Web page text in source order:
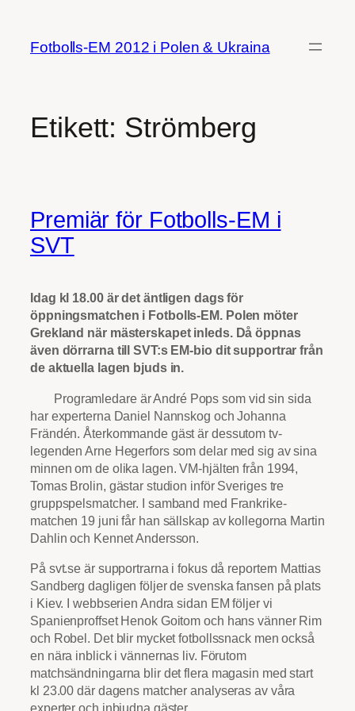
innehåll
Fotbolls-EM 2012 i Polen & Ukraina
Etikett: Strömberg
Premiär för Fotbolls-EM i
SVT
Idag kl 18.00 är det äntligen dags för
öppningsmatchen i Fotbolls-EM. Polen möter
Grekland när mästerskapet inleds. Då öppnas
även dörrarna till SVT:s EM-bio dit supportrar från
de aktuella lagen bjuds in.
Programledare är André Pops som vid sin sida
har experterna Daniel Nannskog och Johanna
Frändén. Återkommande gäst är dessutom tv-
legenden Arne Hegerfors som delar med sig av sina
minnen om de olika lagen. VM-hjälten från 1994,
Tomas Brolin, gästar studion inför Sveriges tre
gruppspelsmatcher. I samband med Frankrike-
matchen 19 juni får han sällskap av kollegorna Martin
Dahlin och Kennet Andersson.
På svt.se är supportrarna i fokus då reportern Mattias
Sandberg dagligen följer de svenska fansen på plats
i Kiev. I webbserien Andra sidan EM följer vi
Spanienproffset Henok Goitom och hans vänner Rim
och Robel. Det blir mycket fotbollssnack men också
en nära inblick i vännernas liv. Förutom
matchsändningarna blir det flera magasin med start
kl 23.00 där dagens matcher analyseras av våra
experter och inbjudna gäster.